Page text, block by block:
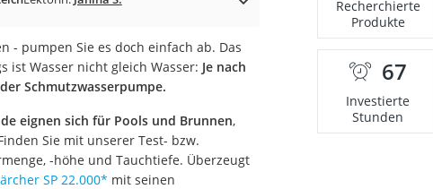
2 Innengeräte
- pumpen Sie es doch einfach ab. Das
ist Wasser nicht gleich Wasser: Je nach
Schmutzwasserpumpe.
eignen sich für Pools und Brunnen,
Sie mit unserer Test- bzw.
-höhe und Tauchtiefe. Überzeugt
SP 22.000* mit seinen
Recherchierte
Produkte
67
Investierte
Stunden